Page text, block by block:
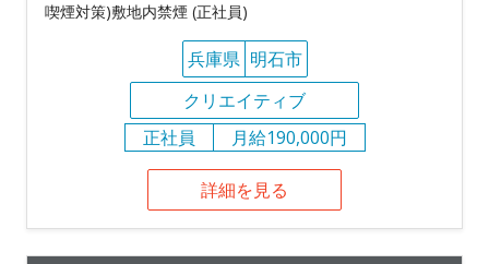
喫煙対策)敷地内禁煙 (正社員)
兵庫県 明石市
クリエイティブ
正社員
月給190,000円
詳細を見る